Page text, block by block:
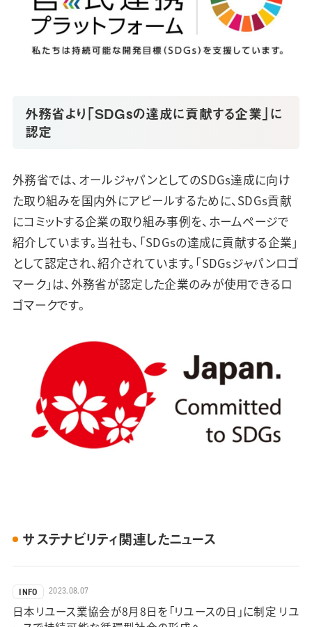
外務省より「SDGsの達成に貢献する企業」に
認定
外務省では、オールジャパンとしてのSDGs達成に向け
た取り組みを国内外にアピールするために、SDGs貢献
にコミットする企業の取り組み事例を、ホームページで
紹介しています。当社も、「SDGsの達成に貢献する企業」
として認定され、紹介されています。「SDGsジャパンロゴ
マーク」は、外務省が認定した企業のみが使用できるロ
ゴマークです。
サステナビリティ関連したニュース
INFO 2023.08.07
日本リユース業協会が8月8日を「リユースの日」に制定 リユ